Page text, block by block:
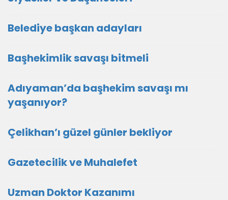
Belediye başkan adayları
Başhekimlik savaşı bitmeli
Adıyaman’da başhekim savaşı mı
yaşanıyor?
Çelikhan’ı güzel günler bekliyor
Gazetecilik ve Muhalefet
Uzman Doktor Kazanımı